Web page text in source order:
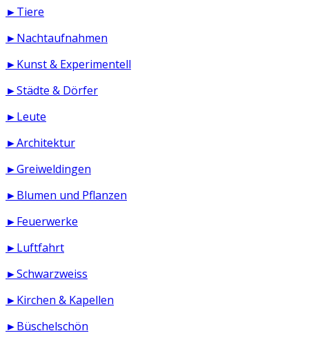
►Tiere
►Nachtaufnahmen
►Kunst & Experimentell
►Städte & Dörfer
►Leute
►Architektur
►Greiweldingen
►Blumen und Pflanzen
►Feuerwerke
►Luftfahrt
►Schwarzweiss
►Kirchen & Kapellen
►Büschelschön